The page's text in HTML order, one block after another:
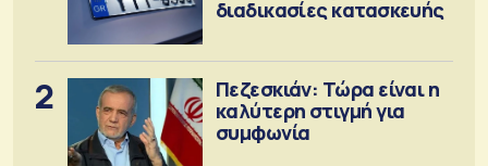
διαδικασίες κατασκευής
2
Πεζεσκιάν: Τώρα είναι η
καλύτερη στιγμή για
συμφωνία